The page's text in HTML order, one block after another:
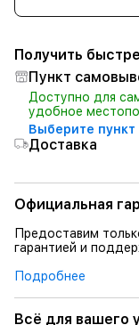
Получить
Пункт
Доступно для
удобное
Выберите
Доставка
Официальная
Предоставим
гарантией и
Подробнее
Всё для вашего